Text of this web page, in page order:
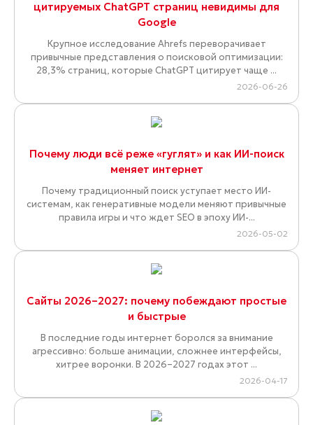
цитируемых ChatGPT страниц невидимы для
Google
Крупное исследование Ahrefs переворачивает
привычные представления о поисковой оптимизации:
28,3% страниц, которые ChatGPT цитирует чаще ...
2026-06-26
Почему люди всё реже «гуглят» и как ИИ-поиск
меняет интернет
Почему традиционный поиск уступает место ИИ-
системам, как генеративные модели меняют привычные
правила игры и что ждет SEO в эпоху ИИ-...
2026-05-02
Сайты 2026–2027: почему побеждают простые
и быстрые
В последние годы интернет боролся за внимание
агрессивно: больше анимации, сложнее интерфейсы,
хитрее воронки. В 2026–2027 годах этот ...
2026-04-17